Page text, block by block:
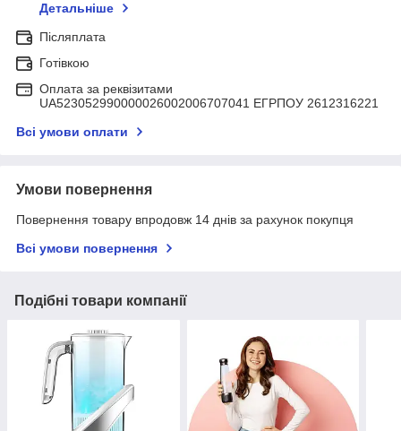
Детальніше
Післяплата
Готівкою
Оплата за реквізитами
UA523052990000026002006707041 ЕГРПОУ 2612316221
Всі умови оплати
Умови повернення
Повернення товару впродовж 14 днів за рахунок покупця
Всі умови повернення
Подібні товари компанії